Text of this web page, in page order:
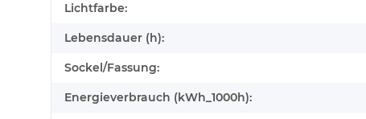
Lichtfarbe:
Lebensdauer (h):
Sockel/Fassung:
Energieverbrauch (kWh_1000h):